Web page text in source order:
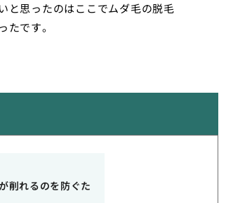
と思ったのはここでムダ毛の脱毛
です。
削れるのを防ぐた